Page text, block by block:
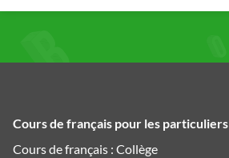
Cours de français pour les particuliers
Cours de français : Collège